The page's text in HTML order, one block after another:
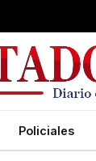
Policiales